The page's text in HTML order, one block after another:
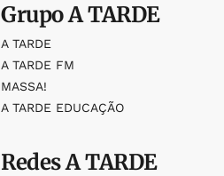
GrupoA TARDE
A TARDE
A TARDE FM
MASSA!
A TARDE EDUCAÇÃO
RedesA TARDE